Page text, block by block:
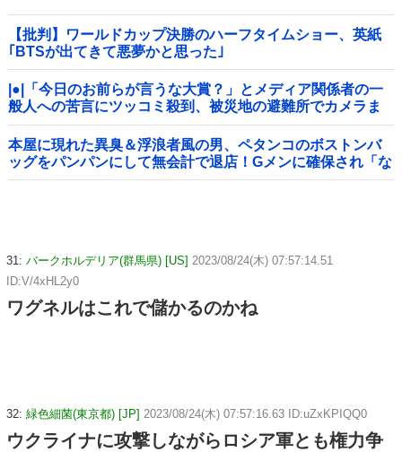
【批判】ワールドカップ決勝のハーフタイムショー、英紙
｢BTSが出てきて悪夢かと思った｣
|●|「今日のお前らが言うな大賞？」とメディア関係者の一
般人への苦言にツッコミ殺到、被災地の避難所でカメラま
わすのは……
本屋に現れた異臭＆浮浪者風の男、ペタンコのボストンバ
ッグをパンパンにして無会計で退店！Gメンに確保され「な
んで？」と本気で困惑ｗｗｗ
31: バークホルデリア(群馬県) [US] 2023/08/24(木) 07:57:14.51
ID:V/4xHL2y0
ワグネルはこれで儲かるのかね
32: 緑色細菌(東京都) [JP] 2023/08/24(木) 07:57:16.63 ID:uZxKPIQQ0
ウクライナに攻撃しながらロシア軍とも権力争